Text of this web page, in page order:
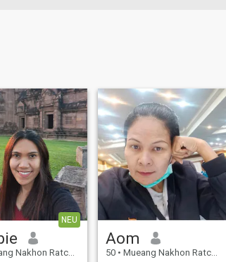
NEU
Ratchasima, Nakhon Ratchasima, Thailand
Aom
50 • Mueang Nakhon Ratchasima, Nakhon Ratchasima, Thailand